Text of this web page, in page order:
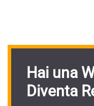
Hai una
Diventa